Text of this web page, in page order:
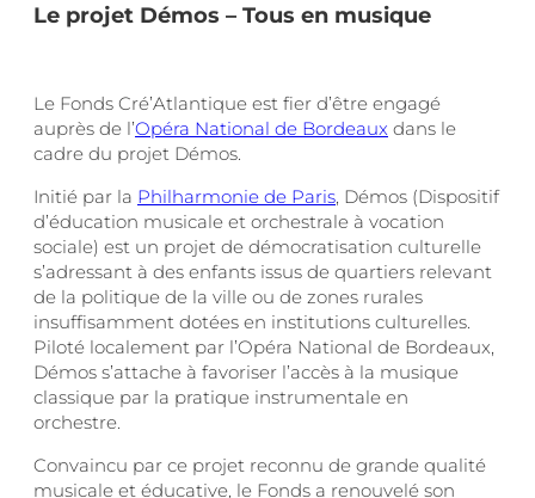
Le projet Démos – Tous en musique
Le Fonds Cré’Atlantique est fier d’être engagé
auprès de l’Opéra National de Bordeaux dans le
cadre du projet Démos.
Initié par la Philharmonie de Paris, Démos (Dispositif
d’éducation musicale et orchestrale à vocation
sociale) est un projet de démocratisation culturelle
s’adressant à des enfants issus de quartiers relevant
de la politique de la ville ou de zones rurales
insuffisamment dotées en institutions culturelles.
Piloté localement par l’Opéra National de Bordeaux,
Démos s’attache à favoriser l’accès à la musique
classique par la pratique instrumentale en
orchestre.
Convaincu par ce projet reconnu de grande qualité
musicale et éducative, le Fonds a renouvelé son